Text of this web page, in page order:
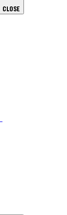
CLOSE